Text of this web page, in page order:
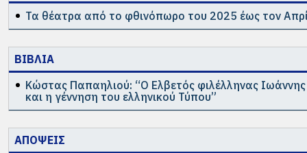
Τα θέατρα από το φθινόπωρο του 2025 έως τον
ΒΙΒΛΙΑ
Κώστας Παπαηλιού: “Ο Ελβετός φιλέλληνας
και η γέννηση του ελληνικού Τύπου”
ΑΠΟΨΕΙΣ